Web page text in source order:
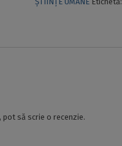
EN
să scrie o recenzie.